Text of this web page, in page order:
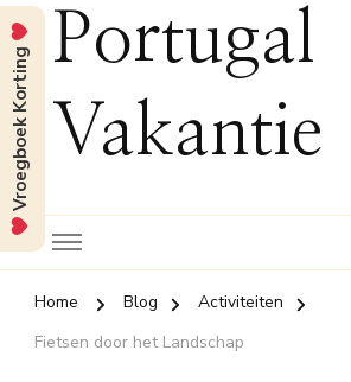
Portugal
Vakantie
Home Blog
Activiteiten
Fietsen door het Landschap
Vroegboek Korting